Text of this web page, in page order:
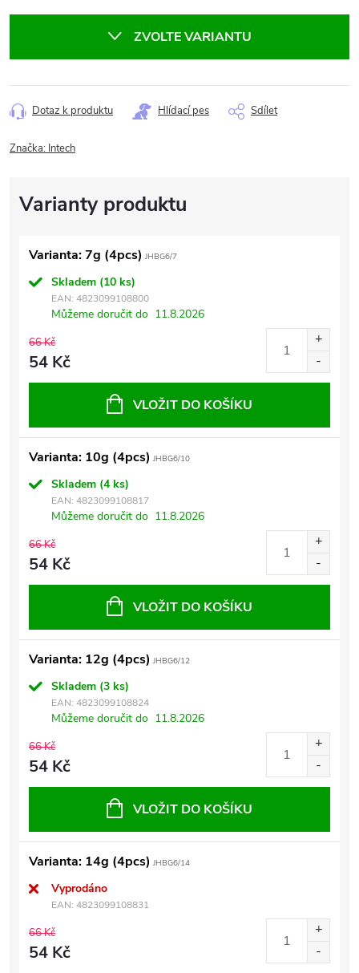
ZVOLTE VARIANTU
Dotaz k produktu Hlídací pes Sdílet
Značka: Intech
Varianta: 7g (4pcs) JHBG6/7
Skladem (10 ks)
EAN: 4823099108800
Můžeme doručit do 11.8.2026
66 Kč
54 Kč
VLOŽIT DO KOŠÍKU
Varianta: 10g (4pcs) JHBG6/10
Skladem (4 ks)
EAN: 4823099108817
Můžeme doručit do 11.8.2026
66 Kč
54 Kč
VLOŽIT DO KOŠÍKU
Varianta: 12g (4pcs) JHBG6/12
Skladem (3 ks)
EAN: 4823099108824
Můžeme doručit do 11.8.2026
66 Kč
54 Kč
VLOŽIT DO KOŠÍKU
Varianta: 14g (4pcs) JHBG6/14
Vyprodáno
EAN: 4823099108831
66 Kč
54 Kč